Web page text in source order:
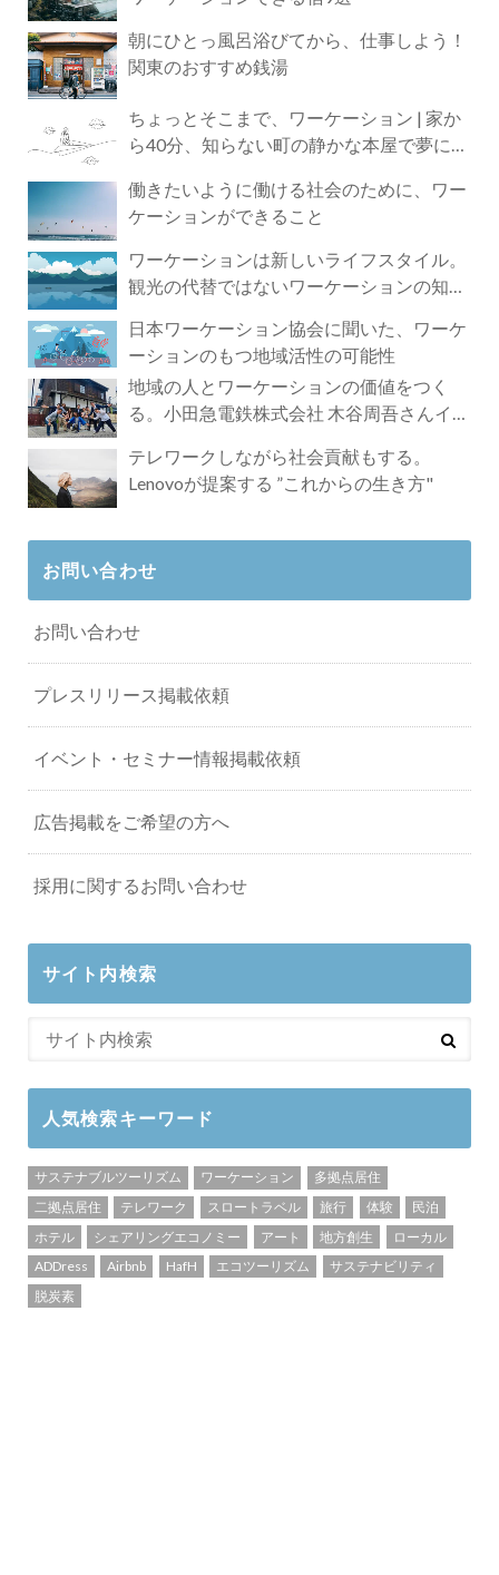
朝にひとっ風呂浴びてから、仕事しよう！
関東のおすすめ銭湯
ちょっとそこまで、ワーケーション | 家か
ら40分、知らない町の静かな本屋で夢に近
働きたいように働ける社会のために、ワー
ケーションができること
ワーケーションは新しいライフスタイル。
観光の代替ではないワーケーションの知ら
日本ワーケーション協会に聞いた、ワーケ
ーションのもつ地域活性の可能性
地域の人とワーケーションの価値をつく
る。小田急電鉄株式会社 木谷周吾さんイン
テレワークしながら社会貢献もする。
Lenovoが提案する ”これからの生き方"
お問い合わせ
お問い合わせ
プレスリリース掲載依頼
イベント・セミナー情報掲載依頼
広告掲載をご希望の方へ
採用に関するお問い合わせ
サイト内検索
人気検索キーワード
サステナブルツーリズム ワーケーション
多拠点居住
二拠点居住
テレワーク スロートラベル 旅行 体験
民泊
ホテル
シェアリングエコノミー アート 地方創生
ローカル
ADDress
Airbnb HafH エコツーリズム
サステナビリティ
脱炭素